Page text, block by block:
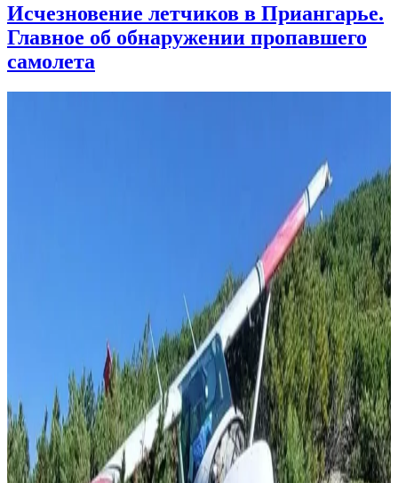
Исчезновение летчиков в Приангарье.
Главное об обнаружении пропавшего
самолета